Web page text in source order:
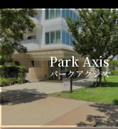
Park Axis
パークアクシス